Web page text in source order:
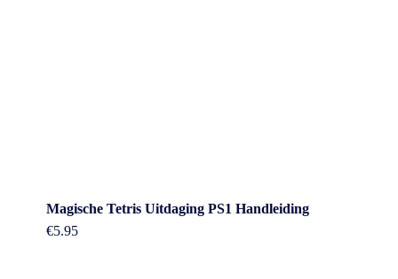
Magische Tetris Uitdaging PS1 Handleiding
€5.95